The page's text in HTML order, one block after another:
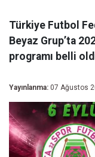
Türkiye Futbol
Beyaz Grup’ta
programı belli
Yayınlanma: 07 Ağustos